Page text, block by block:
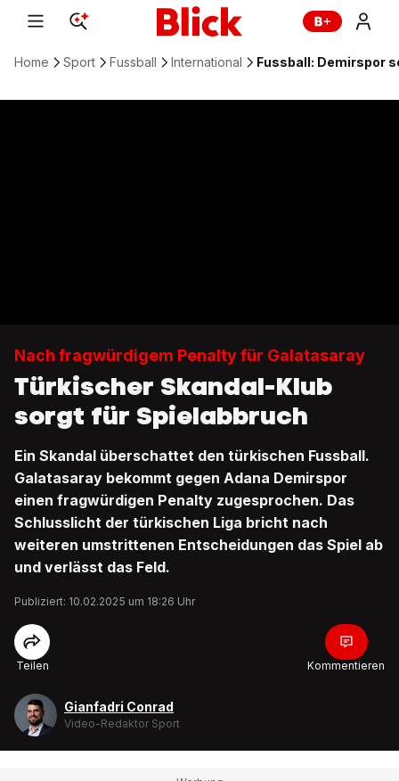
Home Sport Fussball International Fussball: Demirspor
Nach fragwürdigem Penalty für Galatasaray
Türkischer Skandal-Klub
sorgt für Spielabbruch
Ein Skandal überschattet den türkischen Fussball.
Galatasaray bekommt gegen Adana Demirspor
einen fragwürdigen Penalty zugesprochen. Das
Schlusslicht der türkischen Liga bricht nach
weiteren umstrittenen Entscheidungen das Spiel ab
und verlässt das Feld.
Publiziert: 10.02.2025 um 18:26 Uhr
Teilen Kommentieren
Gianfadri Conrad
Video-Redaktor Sport